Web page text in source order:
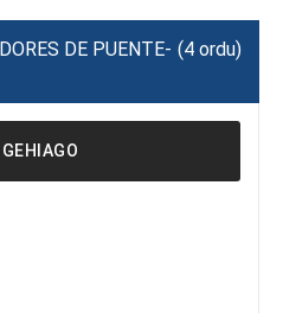
DE PUENTE- (4 ordu)